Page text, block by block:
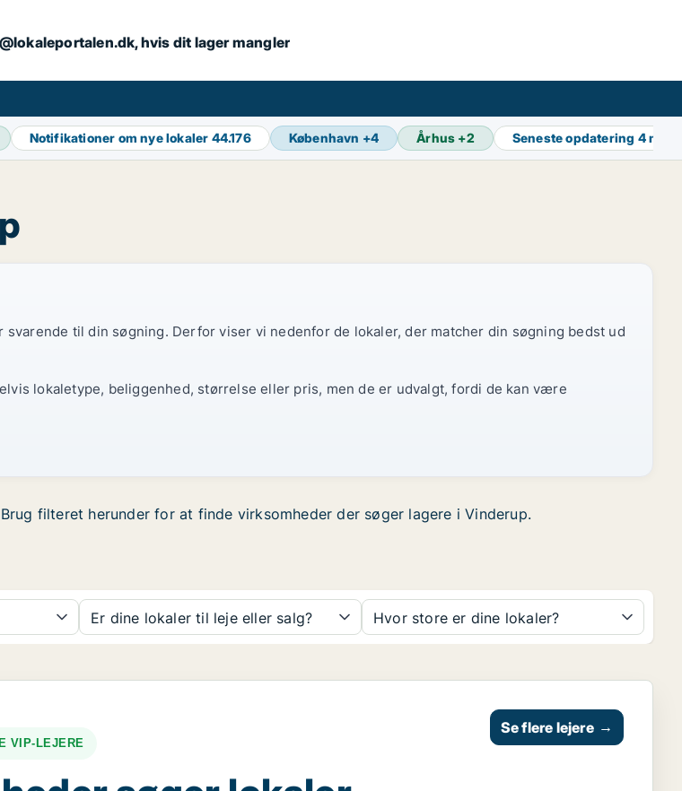
hvis dit lager mangler
Notifikationer om nye lokaler 44.176 København +4 Århus +2 Seneste opdatering 4 min
til din søgning. Derfor viser vi nedenfor de lokaler, der matcher din søgning bedst ud
lokaletype, beliggenhed, størrelse eller pris, men de er udvalgt, fordi de kan være
filteret herunder for at finde virksomheder der søger lagere i Vinderup.
Er dine lokaler til leje eller salg? Hvor store er dine lokaler?
VIP-LEJERE
Se flere lejere →